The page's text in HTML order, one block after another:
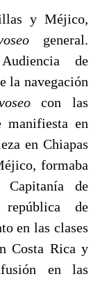
y Méjico,
general.
de
la navegación
con las
manifiesta en
en Chiapas
formaba
de
de
en las clases
Costa Rica y
en las